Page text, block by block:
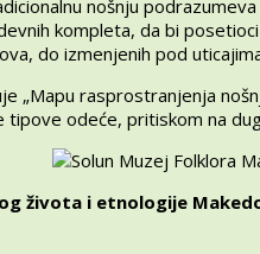
nošnju
kompleta, da bi
do izmenjenih pod
„Mapu rasprostranjenja
odeće, pritiskom na
života i etnologije